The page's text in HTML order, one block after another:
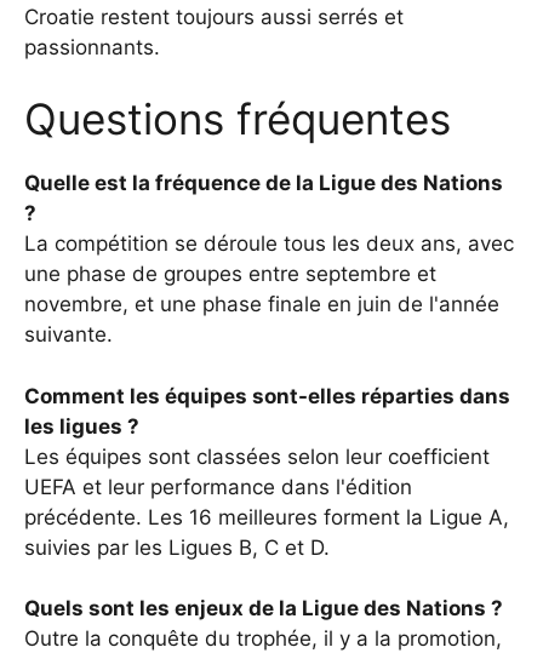
Croatie restent toujours aussi serrés et
passionnants.
Questions fréquentes
Quelle est la fréquence de la Ligue des Nations
?
La compétition se déroule tous les deux ans, avec
une phase de groupes entre septembre et
novembre, et une phase finale en juin de l'année
suivante.
Comment les équipes sont-elles réparties dans
les ligues ?
Les équipes sont classées selon leur coefficient
UEFA et leur performance dans l'édition
précédente. Les 16 meilleures forment la Ligue A,
suivies par les Ligues B, C et D.
Quels sont les enjeux de la Ligue des Nations ?
Outre la conquête du trophée, il y a la promotion,